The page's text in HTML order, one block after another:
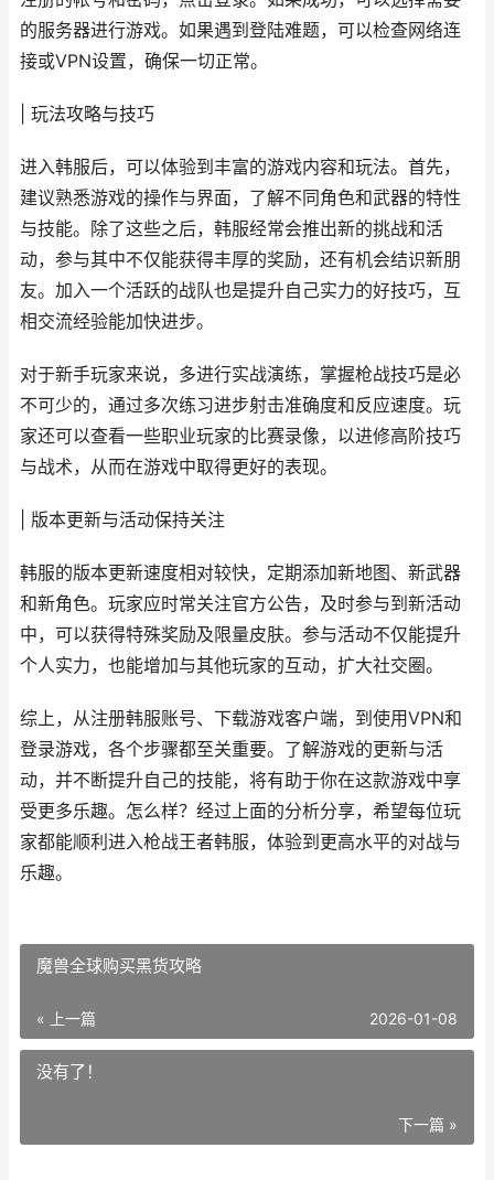
的服务器进行游戏。如果遇到登陆难题，可以检查网络连
接或VPN设置，确保一切正常。
| 玩法攻略与技巧
进入韩服后，可以体验到丰富的游戏内容和玩法。首先，
建议熟悉游戏的操作与界面，了解不同角色和武器的特性
与技能。除了这些之后，韩服经常会推出新的挑战和活
动，参与其中不仅能获得丰厚的奖励，还有机会结识新朋
友。加入一个活跃的战队也是提升自己实力的好技巧，互
相交流经验能加快进步。
对于新手玩家来说，多进行实战演练，掌握枪战技巧是必
不可少的，通过多次练习进步射击准确度和反应速度。玩
家还可以查看一些职业玩家的比赛录像，以进修高阶技巧
与战术，从而在游戏中取得更好的表现。
| 版本更新与活动保持关注
韩服的版本更新速度相对较快，定期添加新地图、新武器
和新角色。玩家应时常关注官方公告，及时参与到新活动
中，可以获得特殊奖励及限量皮肤。参与活动不仅能提升
个人实力，也能增加与其他玩家的互动，扩大社交圈。
综上，从注册韩服账号、下载游戏客户端，到使用VPN和
登录游戏，各个步骤都至关重要。了解游戏的更新与活
动，并不断提升自己的技能，将有助于你在这款游戏中享
受更多乐趣。怎么样？经过上面的分析分享，希望每位玩
家都能顺利进入枪战王者韩服，体验到更高水平的对战与
乐趣。
魔兽全球购买黑货攻略
« 上一篇 2026-01-08
没有了！
下一篇 »